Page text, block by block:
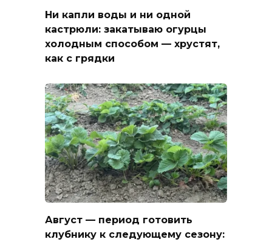
Ни капли воды и ни одной
кастрюли: закатываю огурцы
холодным способом — хрустят,
как с грядки
Август — период готовить
клубнику к следующему сезону: